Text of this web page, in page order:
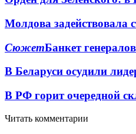
Молдова задействовала
СюжетБанкет
В Беларуси осудили
В РФ горит очередной
Читать комментарии